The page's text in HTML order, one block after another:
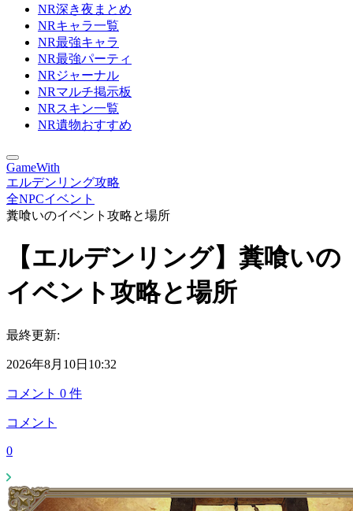
NR深き夜まとめ
NRキャラ一覧
NR最強キャラ
NR最強パーティ
NRジャーナル
NRマルチ掲示板
NRスキン一覧
NR遺物おすすめ
GameWith
エルデンリング攻略
全NPCイベント
糞喰いのイベント攻略と場所
【エルデンリング】糞喰いの
イベント攻略と場所
最終更新:
2026年8月10日10:32
コメント 0 件
コメント
0